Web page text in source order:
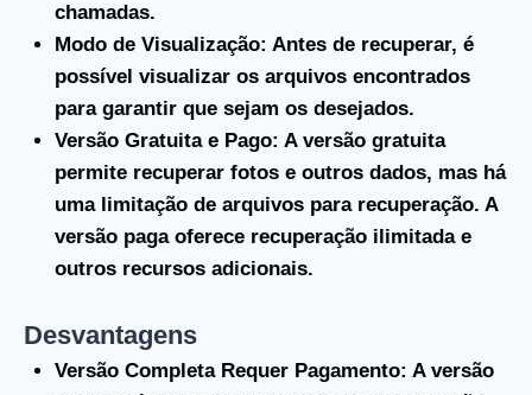
chamadas.
Modo de Visualização: Antes de recuperar, é
possível visualizar os arquivos encontrados
para garantir que sejam os desejados.
Versão Gratuita e Pago: A versão gratuita
permite recuperar fotos e outros dados, mas há
uma limitação de arquivos para recuperação. A
versão paga oferece recuperação ilimitada e
outros recursos adicionais.
Desvantagens
Versão Completa Requer Pagamento: A versão